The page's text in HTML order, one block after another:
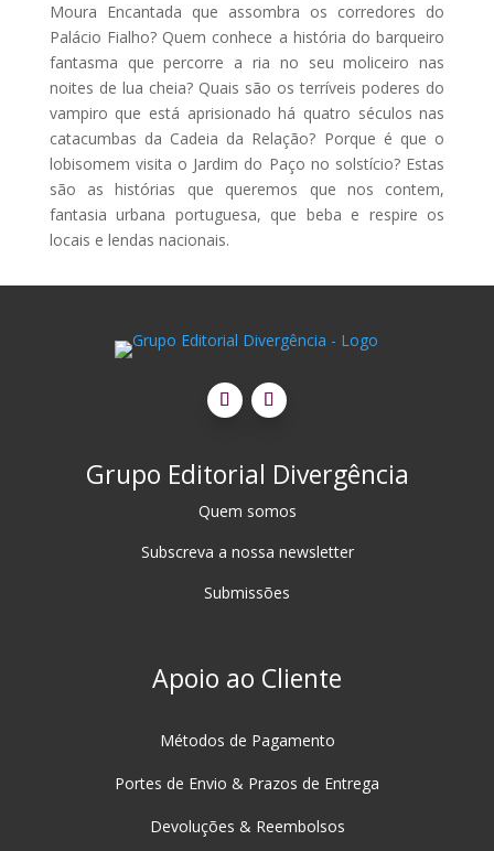
Moura Encantada que assombra os corredores do
Palácio Fialho? Quem conhece a história do barqueiro
fantasma que percorre a ria no seu moliceiro nas
noites de lua cheia? Quais são os terríveis poderes do
vampiro que está aprisionado há quatro séculos nas
catacumbas da Cadeia da Relação? Porque é que o
lobisomem visita o Jardim do Paço no solstício? Estas
são as histórias que queremos que nos contem,
fantasia urbana portuguesa, que beba e respire os
locais e lendas nacionais.
Grupo Editorial Divergência
Quem somos
Subscreva a nossa newsletter
Submissões
Apoio ao Cliente
Métodos de Pagamento
Portes de Envio & Prazos de Entrega
Devoluções & Reembolsos